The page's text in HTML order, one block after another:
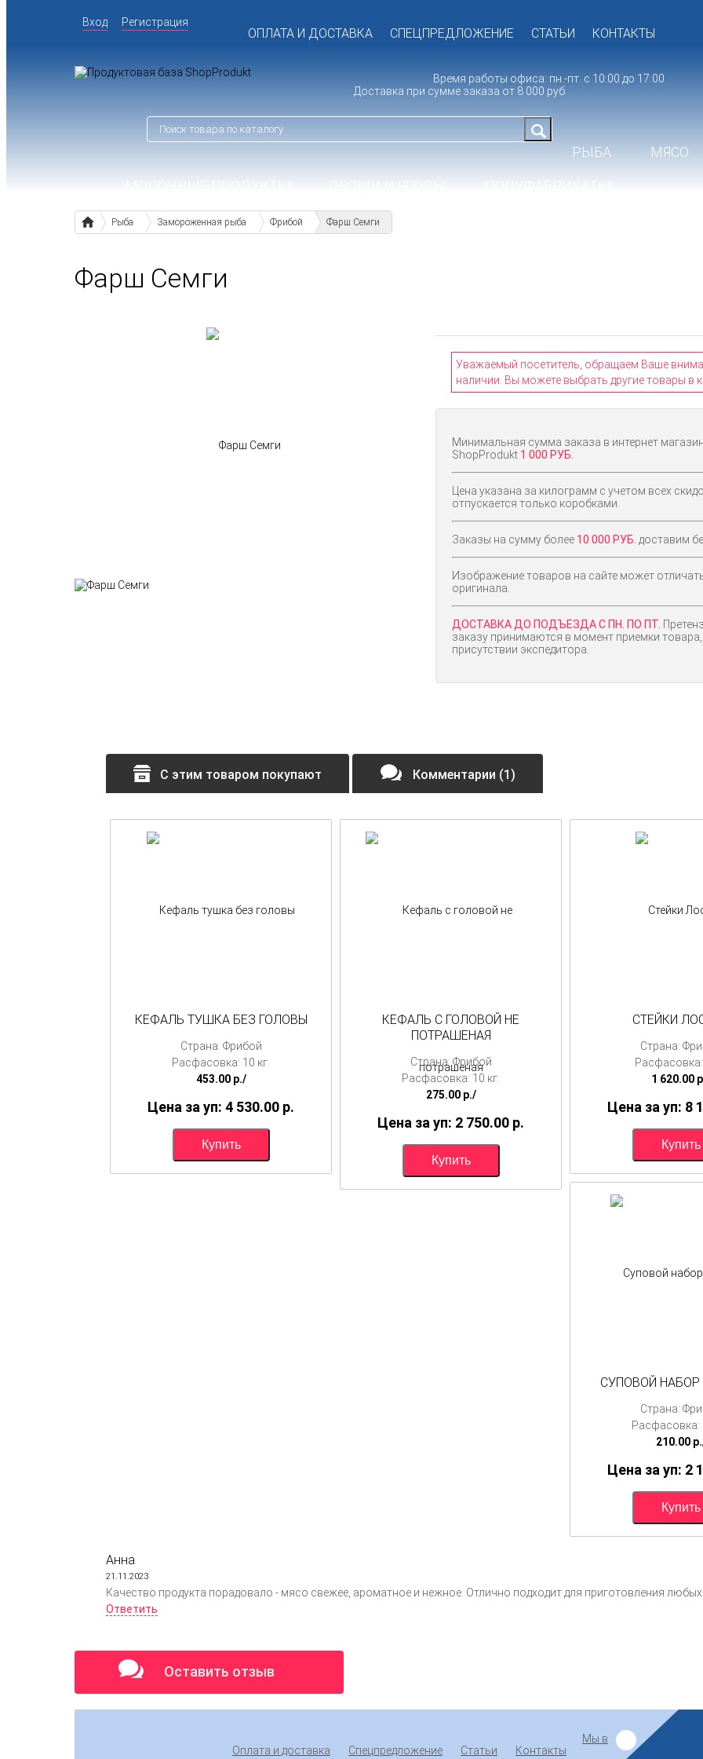
Вход Регистрация
ОПЛАТА И ДОСТАВКА СПЕЦПРЕДЛОЖЕНИЕ СТАТЬИ КОНТАКТЫ
Время работы офиса: пн.-пт. с 10:00 до 17:00
Доставка при сумме заказа от 8 000 руб.
РЫБА МЯСО
Рыба Замороженная рыба Фрибой Фарш Семги
Фарш Семги
Уважаемый посетитель, обращаем Ваше
наличии. Вы можете выбрать другие товары в
Минимальная сумма заказа в интернет
ShopProdukt 1 000 РУБ.
Цена указана за килограмм с учетом всех
отпускается только коробками.
Заказы на сумму более 10 000 РУБ. доставим
Изображение товаров на сайте может
оригинала.
ДОСТАВКА ДО ПОДЪЕЗДА С ПН. ПО ПТ.
заказу принимаются в момент приемки товара,
присутствии экспедитора.
С этим товаром покупают Комментарии (1)
КЕФАЛЬ ТУШКА БЕЗ ГОЛОВЫ
Страна: Фрибой
Расфасовка: 10 кг.
453.00 p./
Цена за уп: 4 530.00 p.
КЕФАЛЬ С ГОЛОВОЙ НЕ
ПОТРАШЕНАЯ
Страна: Фрибой
Расфасовка: 10 кг.
275.00 p./
Цена за уп: 2 750.00 p.
СТЕЙКИ
Страна:
Расфасовка:
1 620.00
Цена за уп: 8
СУПОВОЙ НАБОР
Страна:
Расфасовка:
210.00
Цена за уп: 2
Анна
21.11.2023
Качество продукта порадовало - мясо свежее, ароматное и нежное. Отлично подходит для приготовления
Ответить
Оставить отзыв
Мы в
Оплата и доставка
Спецпредложение Статьи Контакты